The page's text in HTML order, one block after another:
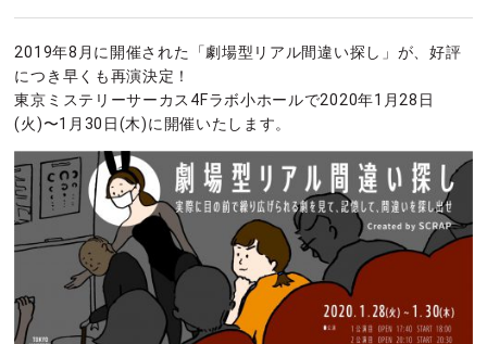
2019年8月に開催された「劇場型リアル間違い探し」が、好評
につき早くも再演決定！
東京ミステリーサーカス4Fラボ小ホールで2020年1月28日
(火)〜1月30日(木)に開催いたします。